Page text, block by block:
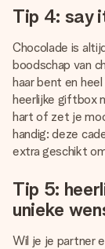
Tip 4: say
Chocolade is
boodschap van
haar bent en
heerlijke giftbox
hart of zet je
handig: deze
extra geschikt
Tip 5:
unieke
Wil je je partner